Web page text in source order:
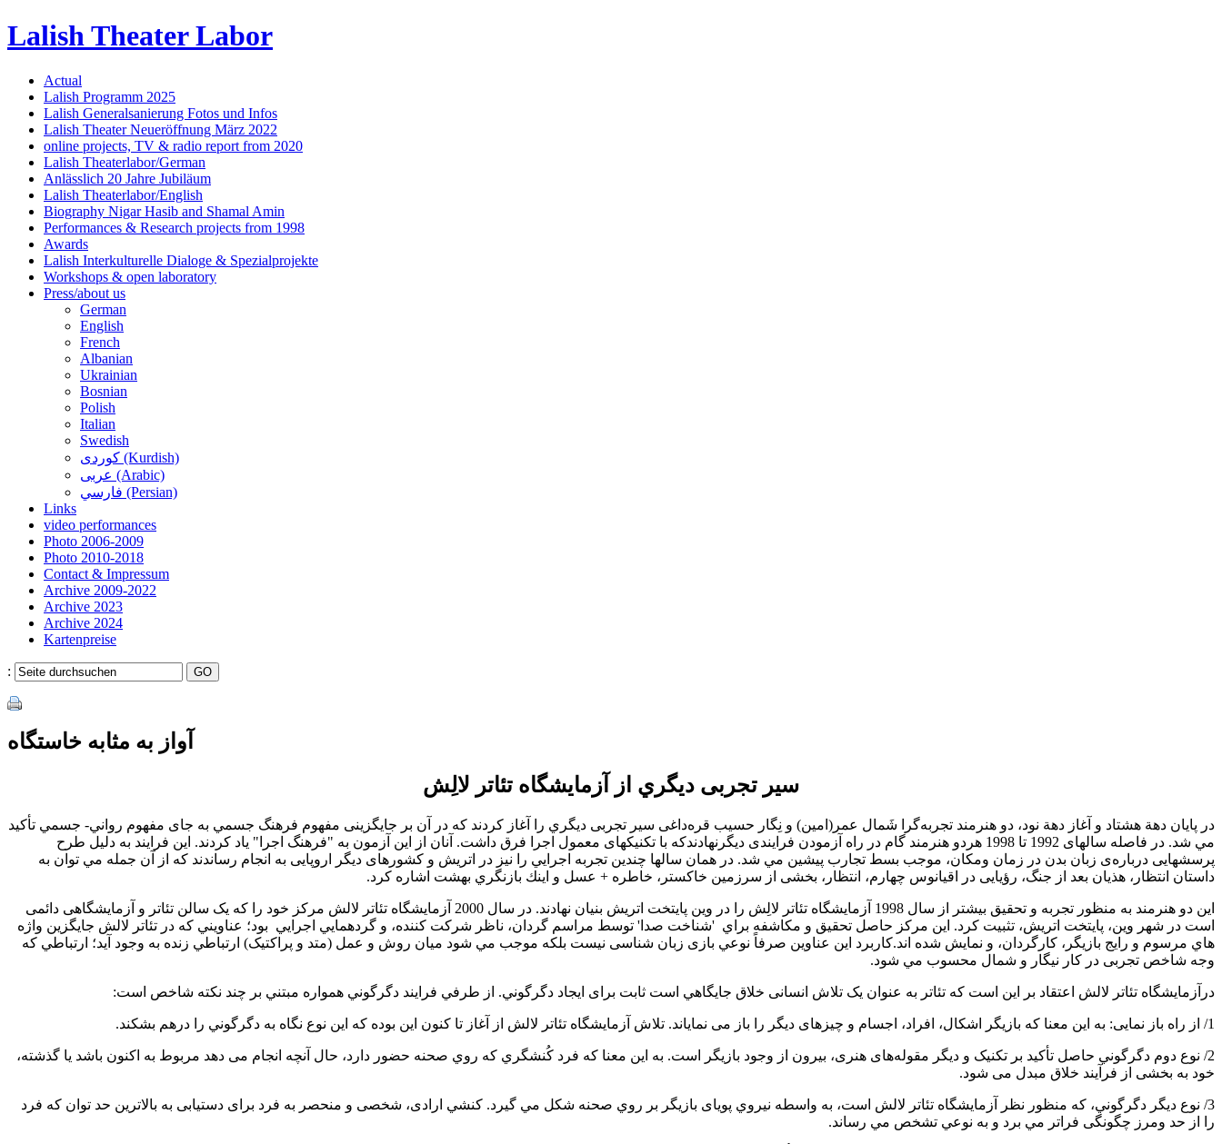
Lalish Theater Labor
Actual
Lalish Programm 2025
Lalish Generalsanierung Fotos und Infos
Lalish Theater Neueröffnung März 2022
online projects, TV & radio report from 2020
Lalish Theaterlabor/German
Anlässlich 20 Jahre Jubiläum
Lalish Theaterlabor/English
Biography Nigar Hasib and Shamal Amin
Performances & Research projects from 1998
Awards
Lalish Interkulturelle Dialoge & Spezialprojekte
Workshops & open laboratory
Press/about us
German
English
French
Albanian
Ukrainian
Bosnian
Polish
Italian
Swedish
کوردی (Kurdish)
عربی (Arabic)
فارسي (Persian)
Links
video performances
Photo 2006-2009
Photo 2010-2018
Contact & Impressum
Archive 2009-2022
Archive 2023
Archive 2024
Kartenpreise
:
آواز به مثابه خاستگاه
سير تجربی دیگري از آزمایشگاه تئاتر لالِش
در پایان دهة هشتاد و آغاز دهة نود، دو هنرمند تجربه‌گرا شَمال عمر(امين) و نِگار حسیب قره‌داغی سير تجربی دیگري را آغاز کردند که در آن بر جایگزینی مفهوم فرهنگ جسمي به جای مفهوم رواني- جسمي تأکید
مي شد. در فاصله سالهای 1992 تا 1998 هردو هنرمند گام در راه آزمودن فرایندی دیگرنهادندكه با تکنیکهای معمول اجرا فرق داشت. آنان از اين آزمون به "فرهنگ اجرا" ياد كردند. اين فرايند به دليل طرح
پرسشهایی درباره‌ی زبان بدن در زمان ومکان، موجب بسط تجارب پیشین مي شد. در همان سالها چندین تجربه‌ اجرايي را نیز در اتریش و کشورهای دیگر اروپایی به انجام رساندند كه از آن جمله مي توان به
داستان انتظار، هذیان بعد از جنگ، رؤیایی در اقیانوس چهارم، انتظار، بخشی از سرزمین خاكستر، خاطره + عسل و اينك بازنگري بهشت اشاره كرد.
این دو هنرمند به منظور تجربه و تحقیق بیشتر از سال 1998 آزمایشگاه تئاتر لالِش را در وین پایتخت اتریش بنیان نهادند. در سال 2000 آزمایشگاه تئاتر لالش مرکز خود را كه یک سالن تئاتر و آزمایشگاهی دائمی
است در شهر وین، پایتخت اتریش، تثبيت كرد. اين مركز حاصل تحقیق و مكاشفه براي 'شناخت صدا' توسط مراسم گردان، ناظر شركت كننده، و گردهمايي اجرايي بود؛ عناويني كه در تئاتر لالش جايگزين واژه
هاي مرسوم و رایج بازیگر، کارگردان، و نمايش شده اند.كاربرد اين عناوين صرفاً نوعي بازی زبان شناسی نیست بلکه موجب مي شود ميان روش و عمل (متد و پراکتیک) ارتباطي زنده به وجود آيد؛ ارتباطي كه
وجه شاخص تجربی در كار نیگار و ‎شمال محسوب مي شود.
درآزمایشگاه تئاتر لالش اعتقاد بر اين است كه تئاتر به عنوان یک تلاش انسانی خلاق جایگاهي است ثابت برای ایجاد دگرگوني. از طرفي فرایند دگرگوني همواره مبتني بر چند نکته شاخص است:
1/ از راه باز نمایی: به‌ این معنا که بازیگر اشكال، افراد، اجسام و چیزهای دیگر را باز می نمایاند. تلاش آزمایشگاه تئاتر لالش از آغاز تا كنون اين بوده كه این نوع نگاه به دگرگوني را درهم بشکند.
2/ نوع دوم دگرگوني حاصل تأکید بر تکنیک و دیگر مقوله‌های هنری، بیرون از وجود بازیگر است. به‌ این معنا كه فرد كُنشگري كه روي صحنه حضور دارد، حال آنچه انجام می دهد مربوط به اکنون باشد يا گذشته،
خود به‌ بخشی از فرآیند خلاق مبدل می شود.
3/ نوع دیگر دگرگوني، که‌ منظور نظر آزمايشگاه تئاتر لالش است، به واسطه نيروي پویای بازیگر بر روي صحنه شكل مي گيرد. کنشي ارادی، شخصی و ‌منحصر به فرد برای دستیابی به‌ بالاترین حد توان كه فرد
را از حد ومرز چگونگی فراتر مي برد و به‌ نوعي تشخص مي رساند.